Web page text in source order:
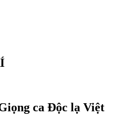
ca Độc lạ Việt